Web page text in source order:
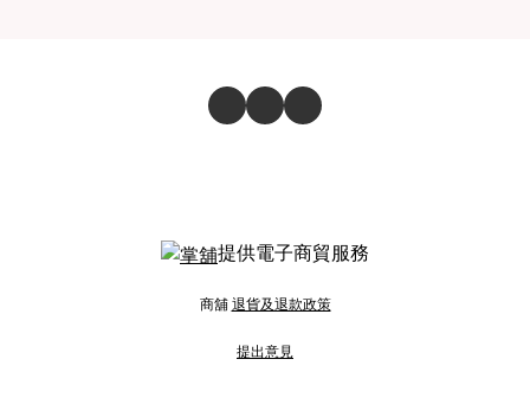
提供電子商貿服務
商舖 退貨及退款政策
提出意見